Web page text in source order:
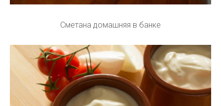
Сметана домашняя в банке